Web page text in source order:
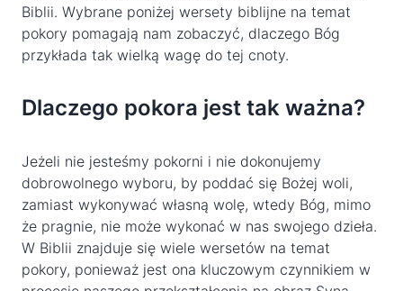
Biblii. Wybrane poniżej wersety biblijne na temat
pokory pomagają nam zobaczyć, dlaczego Bóg
przykłada tak wielką wagę do tej cnoty.
Dlaczego pokora jest tak ważna?
Jeżeli nie jesteśmy pokorni i nie dokonujemy
dobrowolnego wyboru, by poddać się Bożej woli,
zamiast wykonywać własną wolę, wtedy Bóg, mimo
że pragnie, nie może wykonać w nas swojego dzieła.
W Biblii znajduje się wiele wersetów na temat
pokory, ponieważ jest ona kluczowym czynnikiem w